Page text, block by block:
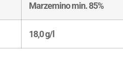
Marzemino min. 85%
18,0 g/l